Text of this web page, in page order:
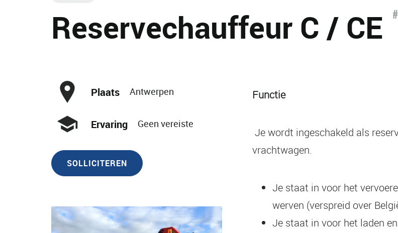
Reservechauffeur C / CE
Plaats Antwerpen
Ervaring Geen vereiste
SOLLICITEREN
Functie
Je wordt ingeschakeld als
vrachtwagen.
Je staat in voor het
werven (verspreid over
Je staat in voor het laden